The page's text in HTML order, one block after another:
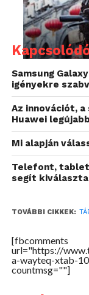
futtat és –
éppúgy
lejátszóként,
Samsung
igényekre
Az innovációt,
Huawei
Mi alapján
Telefont,
segít
TOVÁBBI CIKKEK:
[fbcomments
url="https://
a-wayteq-xtab-
countmsg=""]